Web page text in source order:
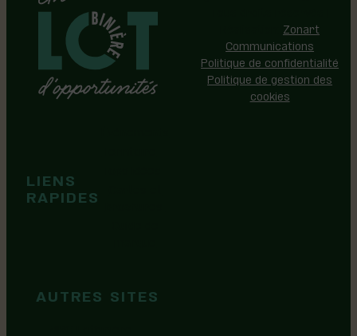
LIENS
RAPIDES
AUTRES SITES
Zonart
Communications
Politique de confidentialité
Politique de gestion des
cookies